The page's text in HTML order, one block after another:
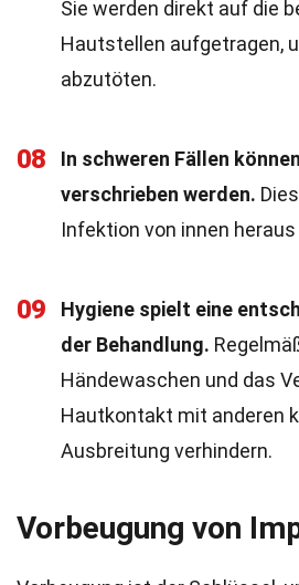
Sie werden direkt auf die
Hautstellen aufgetragen,
abzutöten.
08
In schweren Fällen
verschrieben werden.
Infektion von innen
09
Hygiene spielt eine
der Behandlung.
Händewaschen und das
Hautkontakt mit anderen
Ausbreitung verhindern.
Vorbeugung von